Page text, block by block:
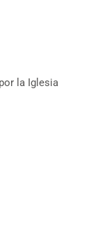
la Iglesia